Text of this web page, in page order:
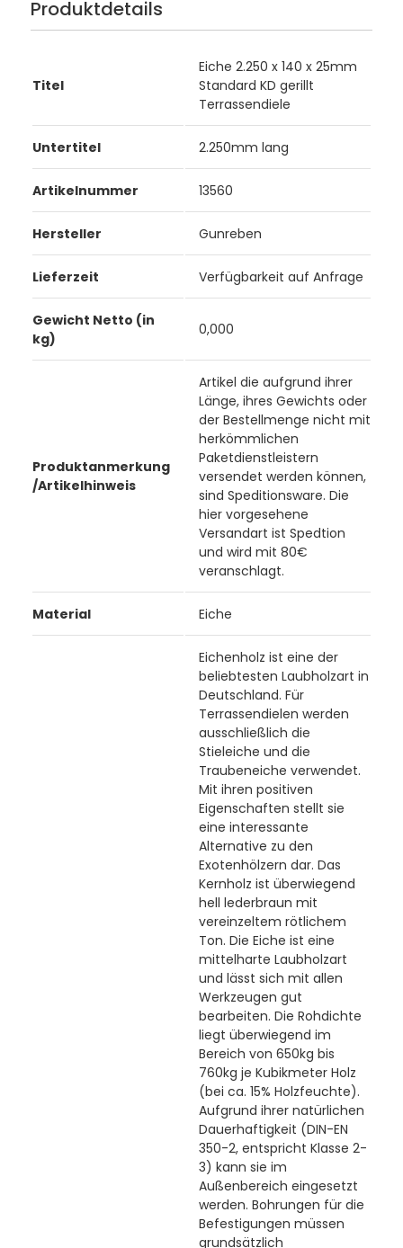
Produktdetails
Titel
Eiche 2.250 x 140 x 25mm
Standard KD gerillt
Terrassendiele
Untertitel 2.250mm lang
Artikelnummer 13560
Hersteller Gunreben
Lieferzeit Verfügbarkeit auf Anfrage
Gewicht Netto (in
kg)
0,000
Produktanmerkung
/Artikelhinweis
Artikel die aufgrund ihrer
Länge, ihres Gewichts oder
der Bestellmenge nicht mit
herkömmlichen
Paketdienstleistern
versendet werden können,
sind Speditionsware. Die
hier vorgesehene
Versandart ist Spedtion
und wird mit 80€
veranschlagt.
Material Eiche
Eichenholz ist eine der
beliebtesten Laubholzart in
Deutschland. Für
Terrassendielen werden
ausschließlich die
Stieleiche und die
Traubeneiche verwendet.
Mit ihren positiven
Eigenschaften stellt sie
eine interessante
Alternative zu den
Exotenhölzern dar. Das
Kernholz ist überwiegend
hell lederbraun mit
vereinzeltem rötlichem
Ton. Die Eiche ist eine
mittelharte Laubholzart
und lässt sich mit allen
Werkzeugen gut
bearbeiten. Die Rohdichte
liegt überwiegend im
Bereich von 650kg bis
760kg je Kubikmeter Holz
(bei ca. 15% Holzfeuchte).
Aufgrund ihrer natürlichen
Dauerhaftigkeit (DIN-EN
350-2, entspricht Klasse 2-
3) kann sie im
Außenbereich eingesetzt
werden. Bohrungen für die
Befestigungen müssen
grundsätzlich